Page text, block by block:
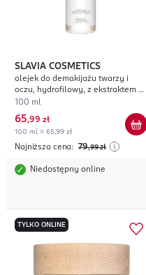
SLAVIA COSMETICS
olejek do demakijażu twarzy i
oczu, hydrofilowy, z ekstraktem z
Szafranu
100 ml
65,99 zł
100 ml = 65,99 zł
Najniższa cena: 79,99 zł
Niedostępny online
TYLKO ONLINE